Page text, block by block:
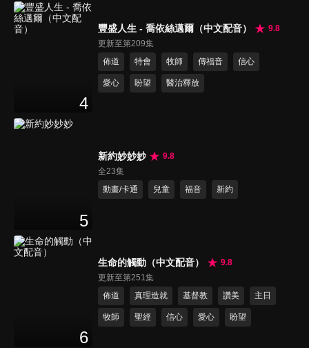
4
豐盛人生 - 喬依絲邁爾（中文配音）
9.8
更新至第209集
佈道
特會 牧師 傳福音 信心
愛心 盼望 醫治釋放
5
新約妙妙妙
9.8
全23集
動畫/卡通
兒童 福音 新約
6
生命的觸動（中文配音）
9.8
更新至第251集
佈道
真理造就 基督教 讚美 主日
牧師 聖經 信心 愛心 盼望